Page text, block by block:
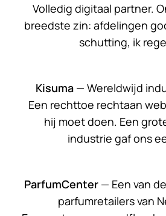
Volledig digitaal partner.
breedste zin: afdelingen
schutting, ik
Kisuma— Wereldwijd
Een rechttoe rechtaan
hij moet doen. Een
industrie gaf ons
ParfumCenter— Een van
parfumretailers van